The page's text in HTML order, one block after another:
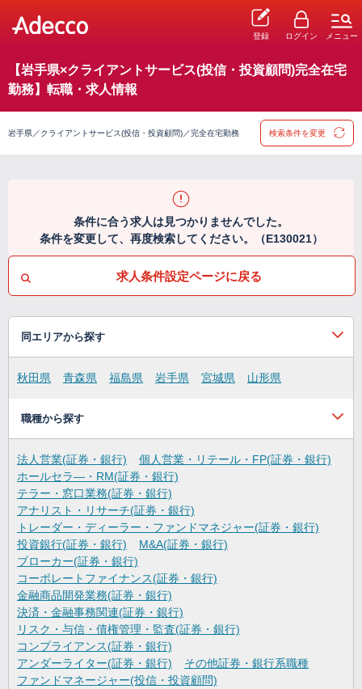
登録 ログイン メニュー
【岩手県×クライアントサービス(投信・投資顧問)完全在宅
勤務】転職・求人情報
岩手県／クライアントサービス(投信・投資顧問)／完全在宅勤務 検索条件を変更
条件に合う求人は見つかりませんでした。
条件を変更して、再度検索してください。（E130021）
求人条件設定ページに戻る
同エリアから探す
秋田県 青森県 福島県 岩手県 宮城県 山形県
職種から探す
法人営業(証券・銀行)
個人営業・リテール・FP(証券・銀行)
ホールセラ―・RM(証券・銀行)
テラー・窓口業務(証券・銀行)
アナリスト・リサーチ(証券・銀行)
トレーダー・ディーラー・ファンドマネジャー(証券・銀行)
投資銀行(証券・銀行)
M&A(証券・銀行)
ブローカー(証券・銀行)
コーポレートファイナンス(証券・銀行)
金融商品開発業務(証券・銀行)
決済・金融事務関連(証券・銀行)
リスク・与信・債権管理・監査(証券・銀行)
コンプライアンス(証券・銀行)
アンダーライター(証券・銀行)
その他証券・銀行系職種
ファンドマネージャー(投信・投資顧問)